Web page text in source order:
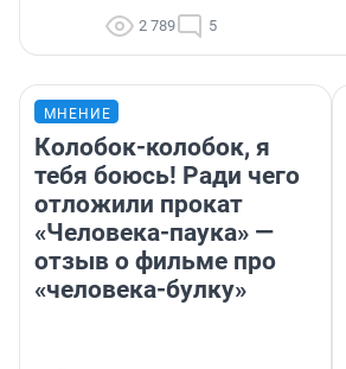
2 789 5
МНЕНИЕ
Колобок-колобок, я
тебя боюсь! Ради чего
отложили прокат
«Человека-паука» —
отзыв о фильме про
«человека-булку»